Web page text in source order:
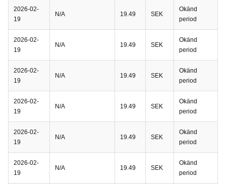
2026-02-
19
N/A 19.49 SEK
Okänd
period
2026-02-
19
N/A 19.49 SEK
Okänd
period
2026-02-
19
N/A 19.49 SEK
Okänd
period
2026-02-
19
N/A 19.49 SEK
Okänd
period
2026-02-
19
N/A 19.49 SEK
Okänd
period
2026-02-
19
N/A 19.49 SEK
Okänd
period